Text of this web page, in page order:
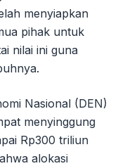
menyiapkan
pihak untuk
nilai ini guna
Nasional (DEN)
menyinggung
Rp300 triliun
alokasi